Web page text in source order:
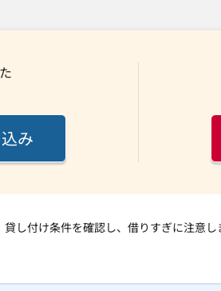
み
貸し付け条件を確認し、借りすぎに注意し